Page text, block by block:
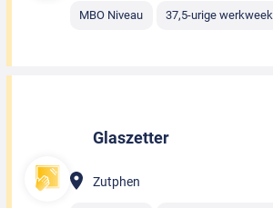
MBO Niveau 37,5-urige werkweek
Glaszetter
Zutphen